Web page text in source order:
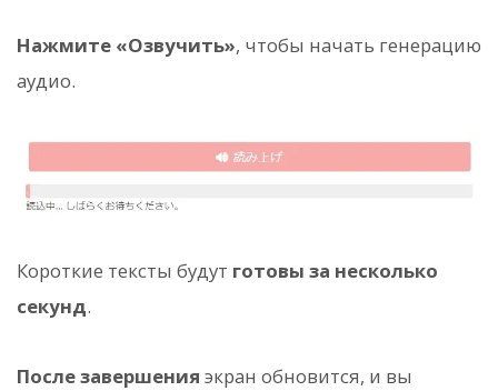
Нажмите «Озвучить», чтобы начать генерацию
аудио.
Короткие тексты будут готовы за несколько
секунд.
После завершения экран обновится, и вы